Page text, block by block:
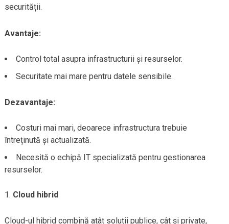
securității.
Avantaje:
Control total asupra infrastructurii și resurselor.
Securitate mai mare pentru datele sensibile.
Dezavantaje:
Costuri mai mari, deoarece infrastructura trebuie
întreținută și actualizată.
Necesită o echipă IT specializată pentru gestionarea
resurselor.
Cloud hibrid
Cloud-ul hibrid combină atât soluții publice, cât și private,